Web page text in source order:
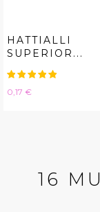
HATTIALLI
SUPERIOR...
Hinta
0,17 €
16